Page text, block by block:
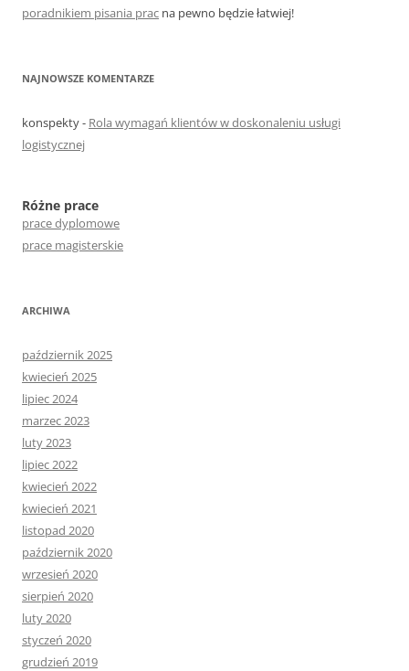
poradnikiem pisania prac na pewno będzie łatwiej!
NAJNOWSZE KOMENTARZE
konspekty- Rola wymagań klientów w doskonaleniu usługi
logistycznej
Różne prace
prace dyplomowe
prace magisterskie
ARCHIWA
październik 2025
kwiecień 2025
lipiec 2024
marzec 2023
luty 2023
lipiec 2022
kwiecień 2022
kwiecień 2021
listopad 2020
październik 2020
wrzesień 2020
sierpień 2020
luty 2020
styczeń 2020
grudzień 2019